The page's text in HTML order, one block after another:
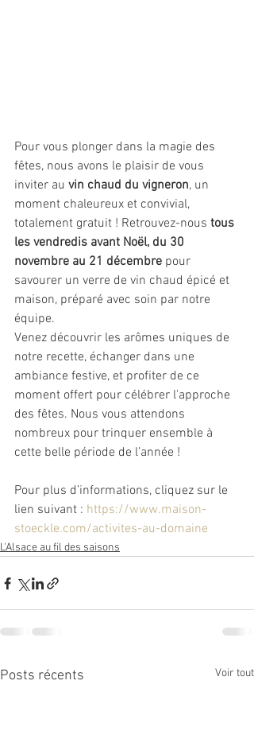
Pour vous plonger dans la magie des
fêtes, nous avons le plaisir de vous
inviter au vin chaud du vigneron, un
moment chaleureux et convivial,
totalement gratuit ! Retrouvez-nous tous
les vendredis avant Noël, du 30
novembre au 21 décembre pour
savourer un verre de vin chaud épicé et
maison, préparé avec soin par notre
équipe.
Venez découvrir les arômes uniques de
notre recette, échanger dans une
ambiance festive, et profiter de ce
moment offert pour célébrer l'approche
des fêtes. Nous vous attendons
nombreux pour trinquer ensemble à
cette belle période de l’année !
Pour plus d’informations, cliquez sur le
lien suivant : https://www.maison-
stoeckle.com/activites-au-domaine
L'Alsace au fil des saisons
Posts récents Voir tout